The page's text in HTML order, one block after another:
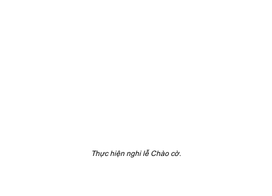
Thực hiện nghi lễ Chào cờ.